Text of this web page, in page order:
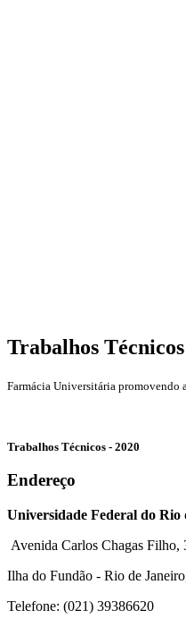
Trabalhos
Farmácia Universitária promovendo
Trabalhos Técnicos - 2020
Endereço
Universidade Federal do Rio
Avenida Carlos Chagas Filho,
Ilha do Fundão - Rio de
Telefone: (021) 39386620